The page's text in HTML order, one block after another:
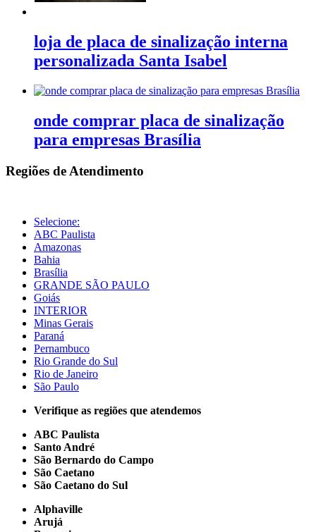
loja de placa de sinalização interna
personalizada Santa Isabel
onde comprar placa de sinalização
para empresas Brasília
Regiões de Atendimento
Selecione:
ABC Paulista
Amazonas
Bahia
Brasília
GRANDE SÃO PAULO
Goiás
INTERIOR
Minas Gerais
Paraná
Pernambuco
Rio Grande do Sul
Rio de Janeiro
São Paulo
Verifique as regiões que atendemos
ABC Paulista
Santo André
São Bernardo do Campo
São Caetano
São Caetano do Sul
Alphaville
Arujá